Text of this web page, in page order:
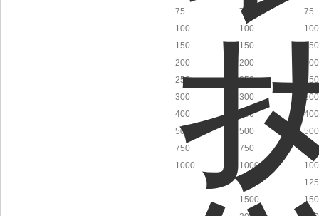
75
75
75
100
100
100
150
150
150
200
200
200
250
250
250
300
300
300
400
400
400
500
500
500
750
750
750
1000
1000
1250
1500